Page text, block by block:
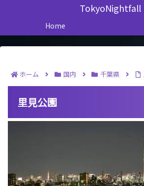
TokyoNightfall
Home
ホーム 国内 千葉県
里見公園